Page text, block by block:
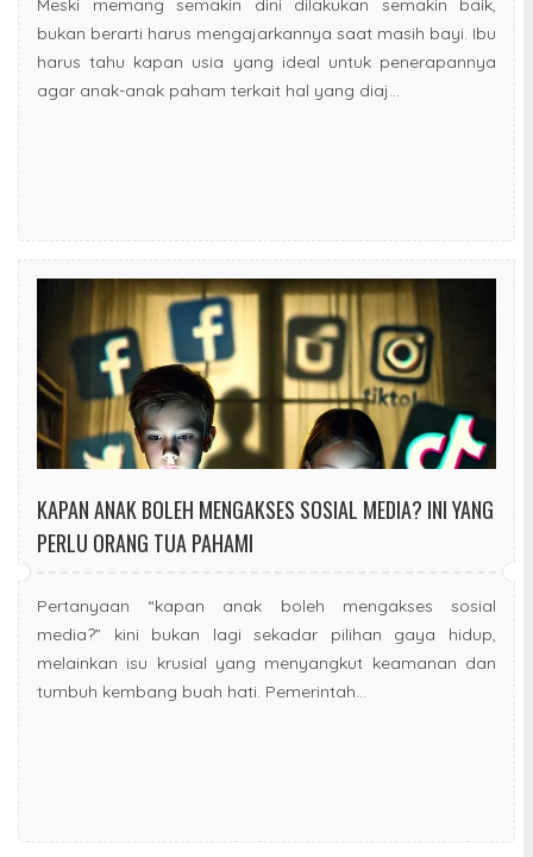
Meski memang semakin dini dilakukan semakin baik,
bukan berarti harus mengajarkannya saat masih bayi. Ibu
harus tahu kapan usia yang ideal untuk penerapannya
agar anak-anak paham terkait hal yang diaj...
KAPAN ANAK BOLEH MENGAKSES SOSIAL MEDIA? INI YANG
PERLU ORANG TUA PAHAMI
Pertanyaan “kapan anak boleh mengakses sosial
media?” kini bukan lagi sekadar pilihan gaya hidup,
melainkan isu krusial yang menyangkut keamanan dan
tumbuh kembang buah hati. Pemerintah...